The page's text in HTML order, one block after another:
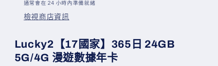
據
年
卡
年
卡
通常會在 24 小時內準備就緒
檢視商店資訊
Lucky2【17國家】365日 24GB
5G/4G 漫遊數據年卡